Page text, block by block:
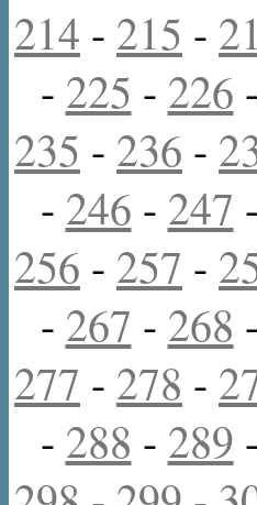
214 - 215 -
- 225 - 226 -
235 - 236 -
- 246 - 247 -
256 - 257 -
- 267 - 268 -
277 - 278 -
- 288 - 289 -